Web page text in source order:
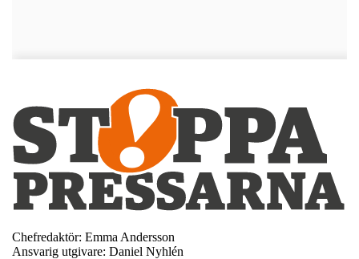
Chefredaktör: Emma Andersson
Ansvarig utgivare: Daniel Nyhlén